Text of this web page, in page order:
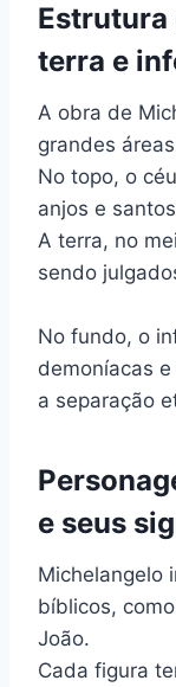
Estrutura
terra e
A obra de
grandes
No topo, o
anjos e
A terra, no
sendo
No fundo, o
demoníacas
a separação
e seus
Michelangelo
bíblicos,
João.
Cada figura